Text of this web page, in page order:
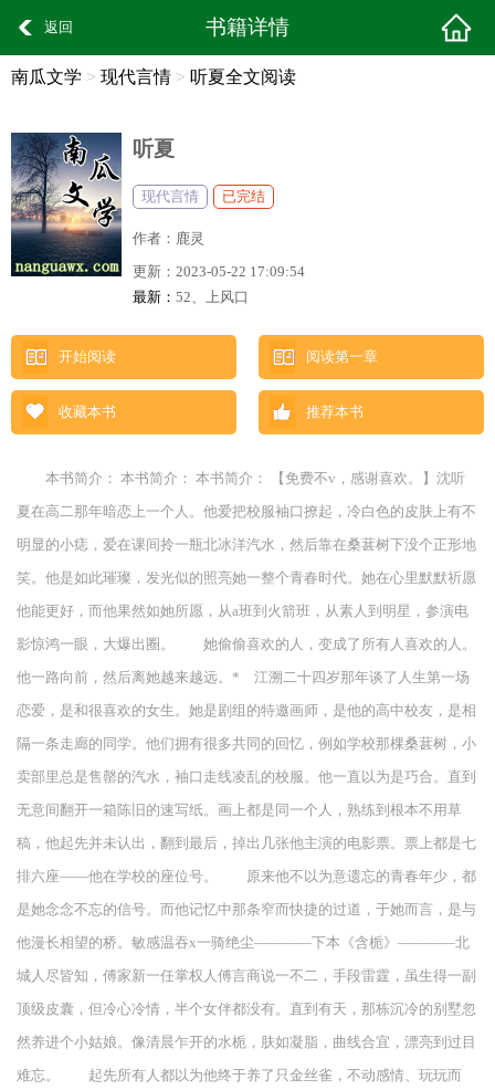
返回 书籍详情
南瓜文学 > 现代言情 > 听夏全文阅读
听夏
现代言情 已完结
作者： 鹿灵
更新： 2023-05-22 17:09:54
最新： 52、上风口
开始阅读 阅读第一章
收藏本书 推荐本书
本书简介： 本书简介： 本书简介： 【免费不v，感谢喜欢。】沈听
夏在高二那年暗恋上一个人。他爱把校服袖口撩起，冷白色的皮肤上有不
明显的小痣，爱在课间拎一瓶北冰洋汽水，然后靠在桑葚树下没个正形地
笑。他是如此璀璨，发光似的照亮她一整个青春时代。她在心里默默祈愿
他能更好，而他果然如她所愿，从a班到火箭班，从素人到明星，参演电
影惊鸿一眼，大爆出圈。 她偷偷喜欢的人，变成了所有人喜欢的人。
他一路向前，然后离她越来越远。* 江溯二十四岁那年谈了人生第一场
恋爱，是和很喜欢的女生。她是剧组的特邀画师，是他的高中校友，是相
隔一条走廊的同学。他们拥有很多共同的回忆，例如学校那棵桑葚树，小
卖部里总是售罄的汽水，袖口走线凌乱的校服。他一直以为是巧合。直到
无意间翻开一箱陈旧的速写纸。画上都是同一个人，熟练到根本不用草
稿，他起先并未认出，翻到最后，掉出几张他主演的电影票。票上都是七
排六座——他在学校的座位号。 原来他不以为意遗忘的青春年少，都
是她念念不忘的信号。而他记忆中那条窄而快捷的过道，于她而言，是与
他漫长相望的桥。敏感温吞x一骑绝尘————下本《含栀》————北
城人尽皆知，傅家新一任掌权人傅言商说一不二，手段雷霆，虽生得一副
顶级皮囊，但冷心冷情，半个女伴都没有。直到有天，那栋沉冷的别墅忽
然养进个小姑娘。像清晨乍开的水栀，肤如凝脂，曲线合宜，漂亮到过目
难忘。 起先所有人都以为他终于养了只金丝雀，不动感情、玩玩而